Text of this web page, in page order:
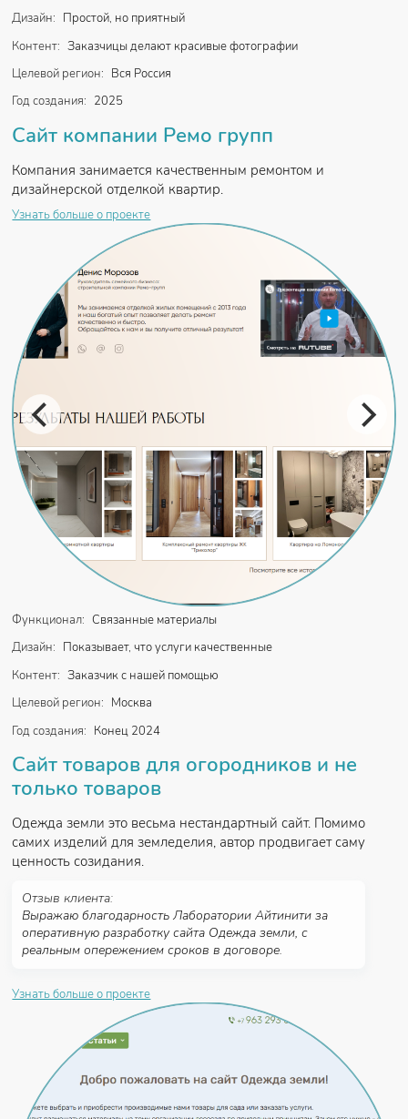
Дизайн: Простой, но приятный
Контент: Заказчицы делают красивые фотографии
Целевой регион: Вся Россия
Год создания: 2025
Сайт компании Ремо групп
Компания занимается качественным ремонтом и
дизайнерской отделкой квартир.
Узнать больше о проекте
Функционал: Связанные материалы
Дизайн: Показывает, что услуги качественные
Контент: Заказчик с нашей помощью
Целевой регион: Москва
Год создания: Конец 2024
Сайт товаров для огородников и не
только товаров
Одежда земли это весьма нестандартный сайт. Помимо
самих изделий для земледелия, автор продвигает саму
ценность созидания.
Отзыв клиента:
Выражаю благодарность Лаборатории Айтинити за
оперативную разработку сайта Одежда земли, с
реальным опережением сроков в договоре.
Узнать больше о проекте